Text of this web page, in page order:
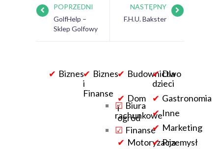
POPRZEDNI
GolfHelp –
Sklep Golfowy
NASTĘPNY
F.H.U. Bakster
Biznes
Biznes
i
Finanse
Biura
rachunkowe
Finanse
Budownictwo
Dla
dzieci
Dom
i
ogród
Gastronomia
Inne
Marketing
MotoryzacjaPrzemysł